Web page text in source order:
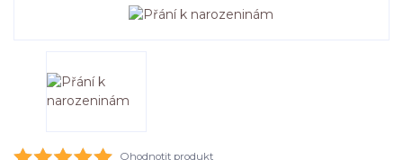
Ohodnotit produkt